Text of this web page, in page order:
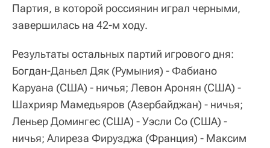
Партия, в которой россиянин играл черными,
завершилась на 42-м ходу.
Результаты остальных партий игрового дня:
Богдан-Даньел Дяк (Румыния) - Фабиано
Каруана (США) - ничья; Левон Аронян (США) -
Шахрияр Мамедьяров (Азербайджан) - ничья;
Леньер Домингес (США) - Уэсли Со (США) -
ничья; Алиреза Фирузджа (Франция) - Максим